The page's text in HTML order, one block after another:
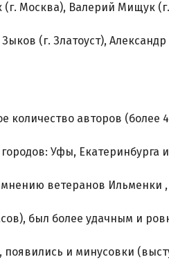
Москва), Валерий Мищук
(г. Златоуст),
авторов (более
Уфы, Екатеринбурга
ветеранов Ильменки
был более удачным и
появились и минусовки